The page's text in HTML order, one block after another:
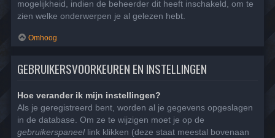
mogelijkheid, indien de beheerder dit heeft inschakeld, om te
zien welke onderwerpen je al gelezen hebt.
Omhoog
GEBRUIKERSVOORKEUREN EN INSTELLINGEN
Hoe verander ik mijn instellingen?
Als je geregistreerd bent, worden al je gegevens opgeslagen
in de database. Om ze te wijzigen moet je op de
gebruikerspaneellink klikken (deze staat meestal bovenaan